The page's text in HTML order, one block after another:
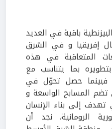
باقية في العديد
إفريقيا و في الشرق
المتعاقبة في هذه
بما يتناسب مع
فبينما حصل تحوّل في
تضم المسابح الواسعة و
تهدف إلى بناء الإنسان
الرومانية، نجد أن